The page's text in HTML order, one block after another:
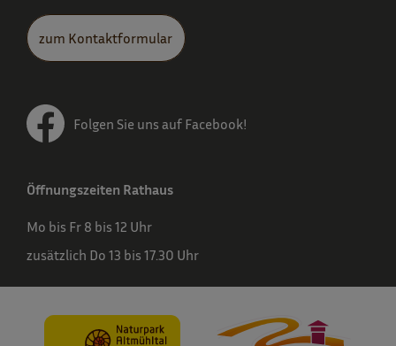
zum Kontaktformular
Folgen Sie uns auf Facebook!
Öffnungszeiten Rathaus
Mo bis Fr 8 bis 12 Uhr
zusätzlich Do 13 bis 17.30 Uhr